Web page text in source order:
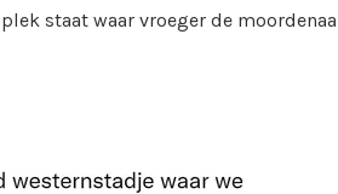
staat waar vroeger de